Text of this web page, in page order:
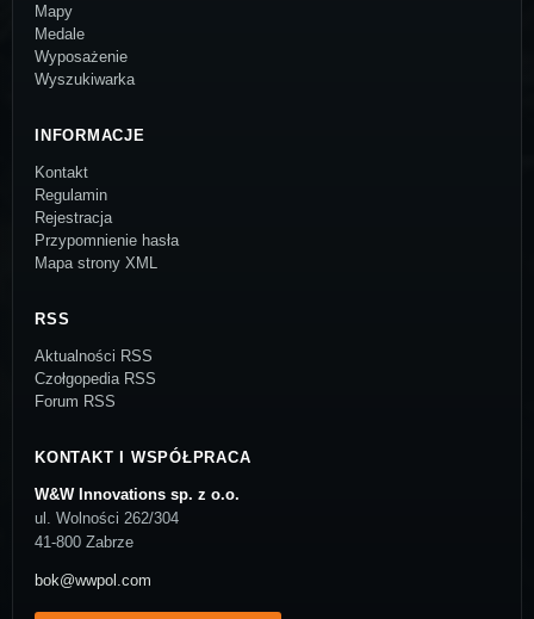
Mapy
Medale
Wyposażenie
Wyszukiwarka
INFORMACJE
Kontakt
Regulamin
Rejestracja
Przypomnienie hasła
Mapa strony XML
RSS
Aktualności RSS
Czołgopedia RSS
Forum RSS
KONTAKT I WSPÓŁPRACA
W&W Innovations sp. z o.o.
ul. Wolności 262/304
41-800 Zabrze
bok@wwpol.com